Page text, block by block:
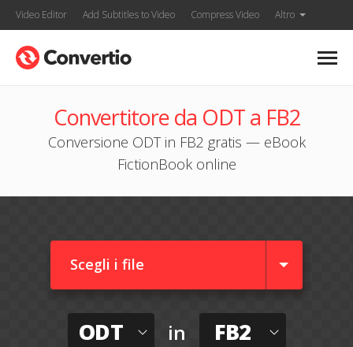
Video Editor Add Subtitles to Video Compress Video Altro
Convertitore da ODT a FB2
Conversione ODT in FB2 gratis — eBook
FictionBook online
Scegli i file
ODT in FB2